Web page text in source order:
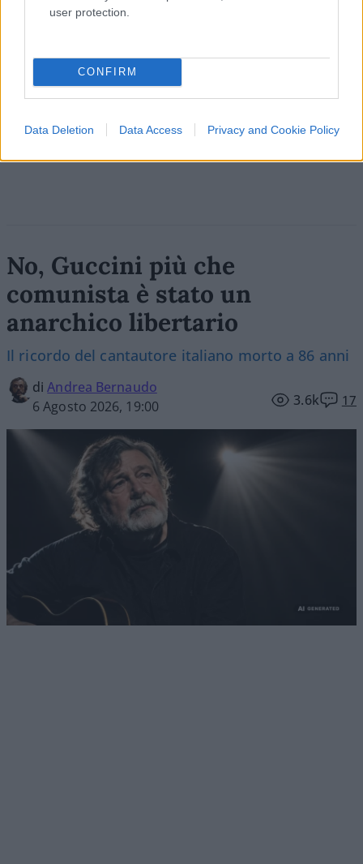
user protection.
CONFIRM
Data Deletion Data Access Privacy and Cookie Policy
No, Guccini più che
comunista è stato un
anarchico libertario
Il ricordo del cantautore italiano morto a 86 anni
diAndrea Bernaudo
6 Agosto 2026, 19:00
3.6k 17